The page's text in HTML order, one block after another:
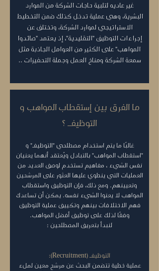
غير عاديه لتلبية حاجات الشركة من الموارد
البشرية، وهي عملية تدخل كذلك ضمن التخطيط
الاستراتيجي لموارد الشركة، وتختلف عن
إجراءات التوظيف "التقليدية"، إذ يعتمد "صائدوا
المواهب" على الكثير من العوامل الجاذبة مثل
سمعة الشركة ومناخ العمل وجملة التحفيزات ..
ما الفرق بين إستقطاب المواهب و
التوظيفــــ ؟
غالبًا ما يتم استخدام مصطلحي "التوظيفـــ" و
"استقطاب المواهب" بالتبادل ويُعتقد أنهما يعنيان
نفس الشيء ، مفاهيم تستخدم لوصف العديد من
العمليات التي ينطوي عليها العثور على المرشحين
وتعيينهم. ومع ذلك، فإن التوظيف واستقطاب
المواهب لا يعنوا الشيء نفسه. يمكن أن تساعدك
فهم الاختلافات بينهم وتكييف عملية التوظيف
وفقًا لذلك على توظيف أفضل المواهب.
لنبدأ بتعريف المصطلحين :
التوظيفــــ (Recruitment):
عملية خطية تتضمن البحث عن مرشح معين لملء